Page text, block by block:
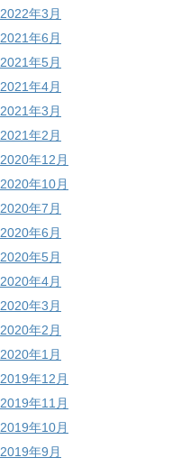
2022年3月
2021年6月
2021年5月
2021年4月
2021年3月
2021年2月
2020年12月
2020年10月
2020年7月
2020年6月
2020年5月
2020年4月
2020年3月
2020年2月
2020年1月
2019年12月
2019年11月
2019年10月
2019年9月